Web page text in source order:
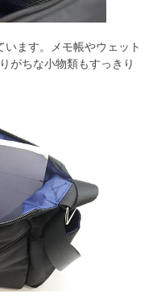
ます。メモ帳やウェット
がちな小物類もすっきり